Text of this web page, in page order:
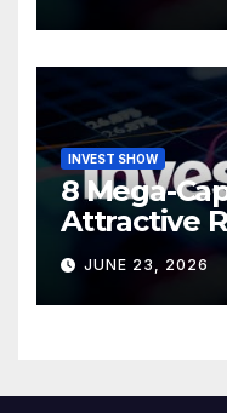
INVEST SHOW
8 Mega-
Attractive
SpaceX
JUNE 23, 2026